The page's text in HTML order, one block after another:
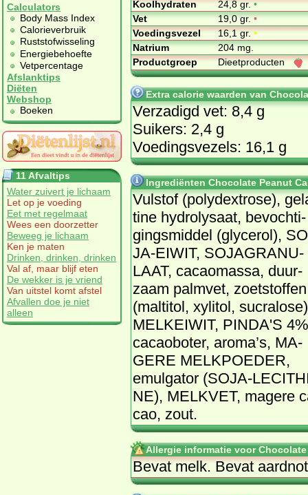
Calculators
Body Mass Index
Calorieverbruik
Ruststofwisseling
Energiebehoefte
Vetpercentage
Afslanktips
Diëten
Webshop
Boeken
11 Afvaltips
Water zuivert je lichaam
Let op je voeding
Eet met regelmaat
Wees een doorzetter
Beweeg je lichaam
Ken je maten
Drinken, drinken, drinken
Val af, maar blijf eten
De wekker is je vriend
Van uitstel komt afstel
Afvallen doe je niet
alleen
Koolhydraten
24,8 gr.•
Vet
19,0 gr.•
Voedingsvezel
16,1 gr.•
Natrium
204 mg.
Productgroep
Dieetproducten
Extra calorie waarden van
Verzadigd vet: 8,4 g
Suikers: 2,4 g
Voedingsvezels: 16,1 g
Ingrediënten Chocolate Peanut
Vul­stof (po­lydex­tro­se),
ti­ne hy­dro­ly­saat, be­voch­ti­
gings­mid­del (gly­ce­rol),
JA-EIWIT, SO­JA­GRA­NU­
LAAT, ca­cao­mas­sa, duur­
zaam palm­vet, zoet­stof­fen
(mal­ti­tol, xy­li­tol,
MEL­KEIWIT, PIN­DA'S
ca­cao­bo­ter, aro­ma’s, MA­
GE­RE MELK­POE­DER,
emul­ga­tor (SO­JA-
NE), MELK­VET, ma­ge­re
cao, zout.
Allergie informatie voor
Be­vat melk. Be­vat